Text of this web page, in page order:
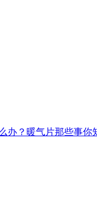
办？暖气片那些事你